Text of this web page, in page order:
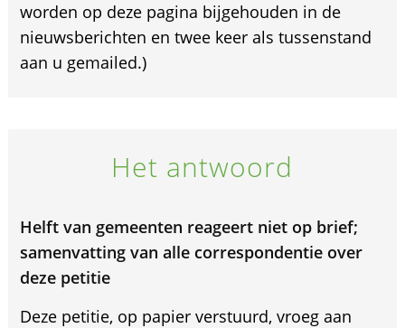
worden op deze pagina bijgehouden in de
nieuwsberichten en twee keer als tussenstand
aan u gemailed.)
Het antwoord
Helft van gemeenten reageert niet op brief;
samenvatting van alle correspondentie over
deze petitie
Deze petitie, op papier verstuurd, vroeg aan